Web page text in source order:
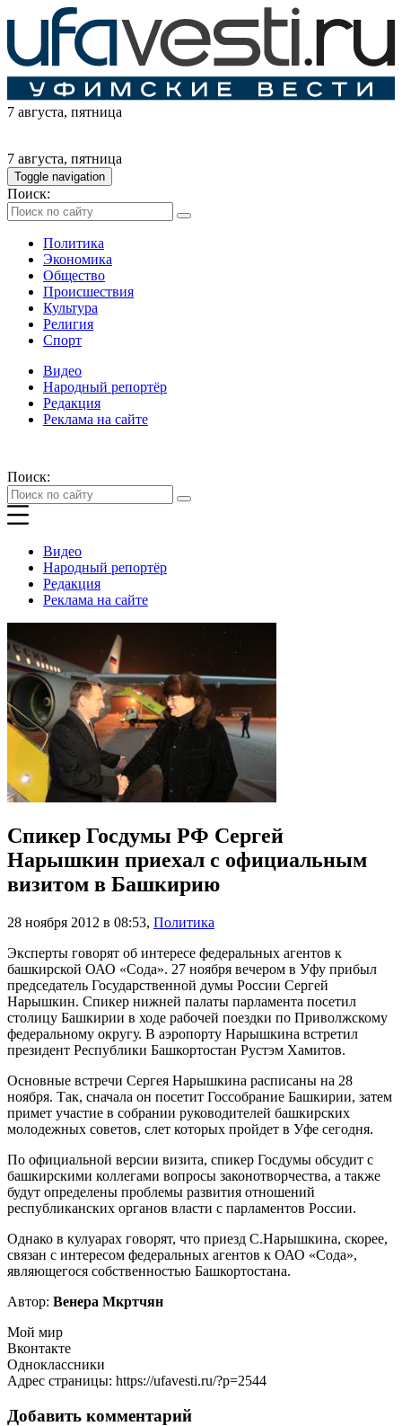
7 августа, пятница
7 августа, пятница
Toggle navigation
Поиск:
Политика
Экономика
Общество
Происшествия
Культура
Религия
Спорт
Видео
Народный репортёр
Редакция
Реклама на сайте
Поиск:
Видео
Народный репортёр
Редакция
Реклама на сайте
Спикер Госдумы РФ Сергей
Нарышкин приехал с официальным
визитом в Башкирию
28 ноября 2012 в 08:53, Политика
Эксперты говорят об интересе федеральных агентов к
башкирской ОАО «Сода». 27 ноября вечером в Уфу прибыл
председатель Государственной думы России Сергей
Нарышкин. Спикер нижней палаты парламента посетил
столицу Башкирии в ходе рабочей поездки по Приволжскому
федеральному округу. В аэропорту Нарышкина встретил
президент Республики Башкортостан Рустэм Хамитов.
Основные встречи Сергея Нарышкина расписаны на 28
ноября. Так, сначала он посетит Госсобрание Башкирии, затем
примет участие в собрании руководителей башкирских
молодежных советов, слет которых пройдет в Уфе сегодня.
По официальной версии визита, спикер Госдумы обсудит с
башкирскими коллегами вопросы законотворчества, а также
будут определены проблемы развития отношений
республиканских органов власти с парламентов России.
Однако в кулуарах говорят, что приезд С.Нарышкина, скорее,
связан с интересом федеральных агентов к ОАО «Сода»,
являющегося собственностью Башкортостана.
Автор: Венера Мкртчян
Мой мир
Вконтакте
Одноклассники
Адрес страницы: https://ufavesti.ru/?p=2544
Добавить комментарий